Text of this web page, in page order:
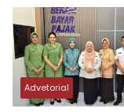
Advetorial